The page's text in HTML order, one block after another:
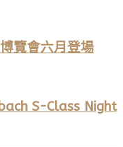
覽會六月登場
S-Class Night